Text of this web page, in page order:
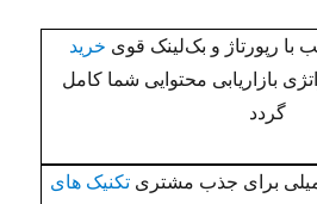
رپورتاژ و بک‌لینک قوی خرید
بازاریابی محتوایی شما کامل
گردد
ایمیلی برای جذب مشتریتکنیک های